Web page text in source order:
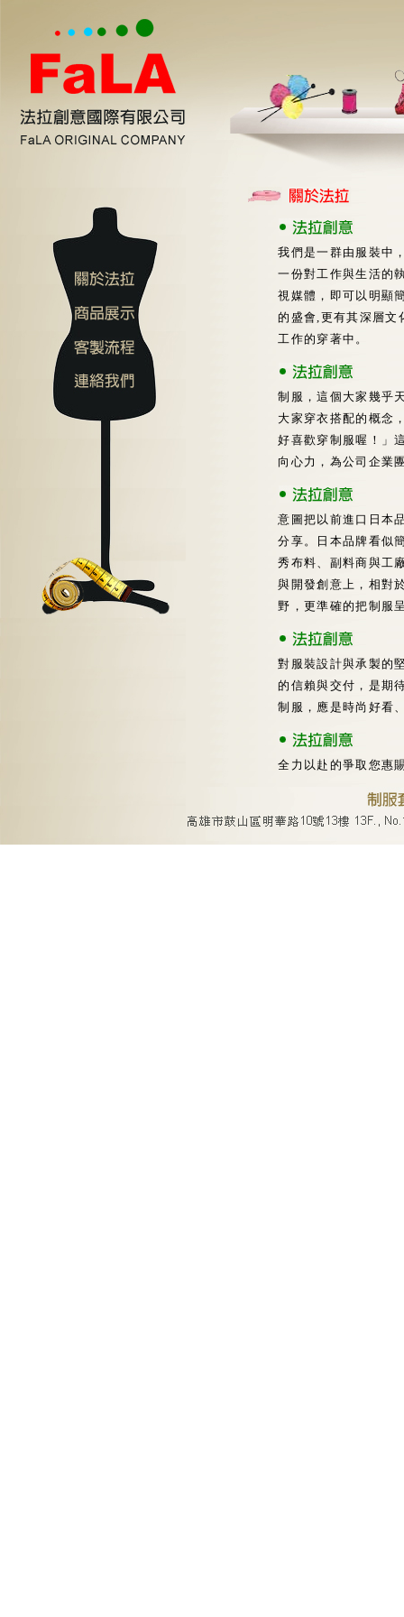
我們是一群由服裝中
一份對工作與生活的
視媒體，即可以明顯
的盛會,更有其深層文
工作的穿著中。
制服，這個大家幾乎
大家穿衣搭配的概念
好喜歡穿制服喔！」
向心力，為公司企業
意圖把以前進口日本
分享。日本品牌看似
秀布料、副料商與工
與開發創意上，相對
野，更準確的把制服
對服裝設計與承製的
的信賴與交付，是期
制服，應是時尚好看
全力以赴的爭取您惠